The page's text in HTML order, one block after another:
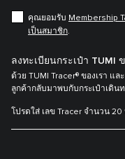
คุณยอมรับ Membership
เป็นสมาชิก.
ลงทะเบียนกระเป๋า TUMI
ด้วย TUMI Tracer® ของเรา แ
ลูกค้ากลับมาพบกับกระเป๋าเดิน